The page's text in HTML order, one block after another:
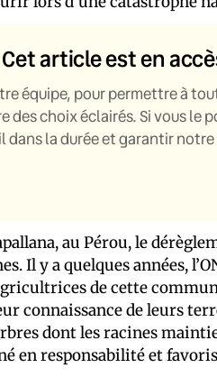
Cet article est en
équipe, pour permettre à
des choix éclairés. Si vous
dans la durée et garantir
au Pérou, le
Il y a quelques années,
de cette
connaissance de leurs
dont les racines
en responsabilité et